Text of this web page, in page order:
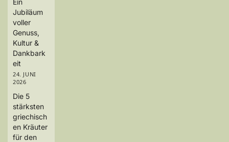
Jubiläum
voller
Genuss,
Kultur &
Dankbark
eit
24. JUNI
2026
Die 5
stärksten
griechisch
en Kräuter
für den